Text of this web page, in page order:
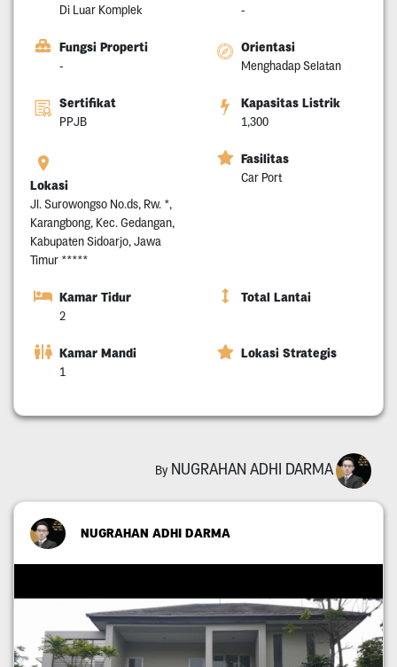
Di Luar Komplek -
Fungsi Properti
-
Orientasi
Menghadap Selatan
Sertifikat
PPJB
Kapasitas Listrik
1,300
Lokasi
Jl. Surowongso No.ds, Rw. *,
Karangbong, Kec. Gedangan,
Kabupaten Sidoarjo, Jawa
Timur *****
Fasilitas
Car Port
Kamar Tidur
2
Total Lantai
Kamar Mandi
1
Lokasi Strategis
By NUGRAHAN ADHI DARMA
NUGRAHAN ADHI DARMA